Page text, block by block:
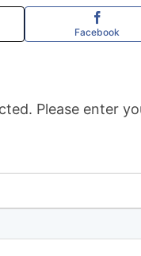
Facebook
Please enter